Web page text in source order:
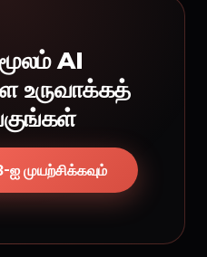
AI
உருவாக்கத்
முயற்சிக்கவும்